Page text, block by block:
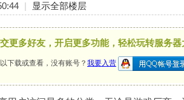
| 显示全部楼层
更多好友，开启更多功能，轻松玩转服务器
下载或查看，没有账号？ 我要入营